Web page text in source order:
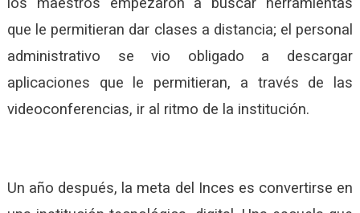
que le permitieran dar clases a distancia; el personal
administrativo se vio obligado a descargar
aplicaciones que le permitieran, a través de las
videoconferencias, ir al ritmo de la institución.
Un año después, la meta del Inces es convertirse en